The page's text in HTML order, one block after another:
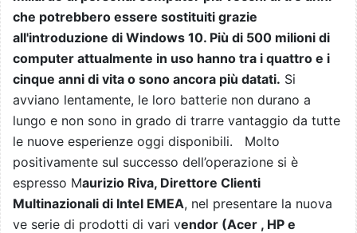
che potrebbero essere sostituiti grazie
all'introduzione di Windows 10. Più di 500 milioni di
computer attualmente in uso hanno tra i quattro e i
cinque anni di vita o sono ancora più datati. Si
avviano lentamente, le loro batterie non durano a
lungo e non sono in grado di trarre vantaggio da tutte
le nuove esperienze oggi disponibili. Molto
positivamente sul successo dell’operazione si è
espresso Maurizio Riva, Direttore Clienti
Multinazionali di Intel EMEA, nel presentare la nuova
ve serie di prodotti di vari vendor (Acer , HP e